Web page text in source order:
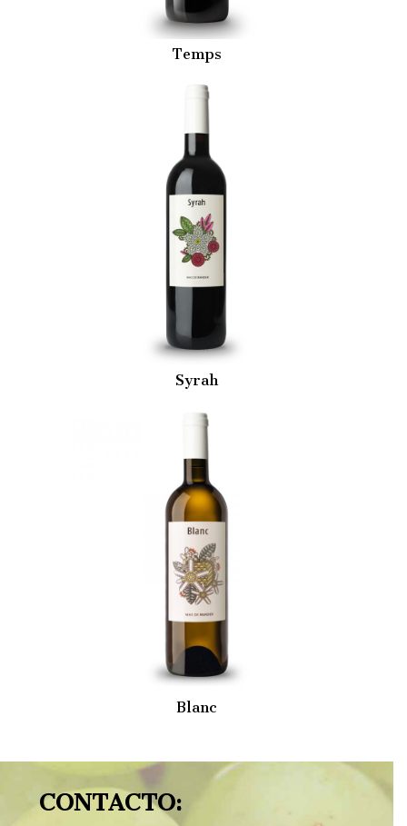
Temps
Syrah
Blanc
CONTACTO: